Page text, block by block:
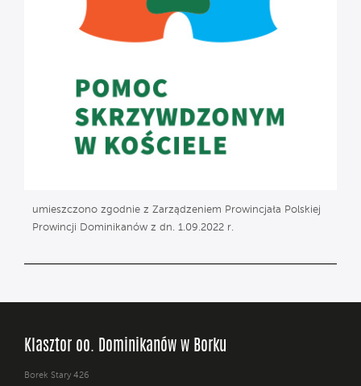
umieszczono zgodnie z Zarządzeniem Prowincjała Polskiej
Prowincji Dominikanów z dn. 1.09.2022 r.
Klasztor oo. Dominikanów w Borku
Borek Stary 426